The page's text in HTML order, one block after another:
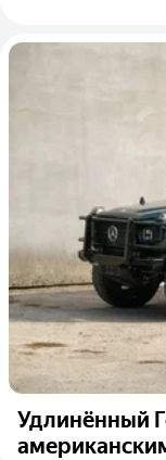
Удлинённый